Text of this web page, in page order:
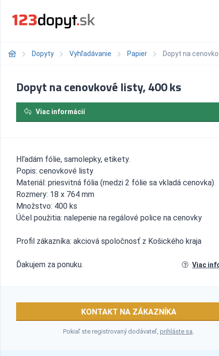
Dopyty Vyhľadávanie Papier Dopyt na
Dopyt na cenovkové listy, 400 ks
Viac informácií
Hľadám fólie, samolepky, etikety.
Popis: cenovkové listy
Materiál: priesvitná fólia (medzi 2 fólie sa vkladá cenovka)
Rozmery: 18 x 764 mm
Množstvo: 400 ks
Účel použitia: nalepenie na regálové police na cenovky
Profil zákazníka: akciová spoločnosť z Košického kraja
Ďakujem za ponuku. Viac
KONTAKT NA ZÁKAZNÍKA
Pokiaľ ste registrovaný dodávateľ,prihláste sa.